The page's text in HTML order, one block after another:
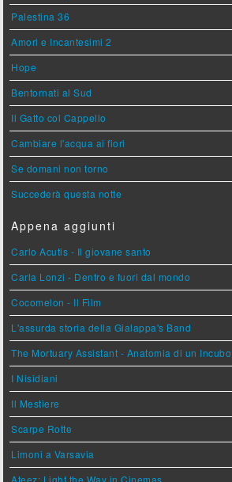
Palestina 36
Amori e Incantesimi 2
Hope
Bentornati al Sud
Il Gatto col Cappello
Cambiare l'acqua ai fiori
Se domani non torno
Succederà questa notte
Appena aggiunti
Carlo Acutis - Il giovane santo
Carla Lonzi - Dentro e fuori dal mondo
Cocomelon - Il Film
L'assurda storia della Gialappa's Band
The Mortuary Assistant - Anatomia di un Incubo
I Nisidiani
Il Mestiere
Scarpe Rotte
Limoni a Varsavia